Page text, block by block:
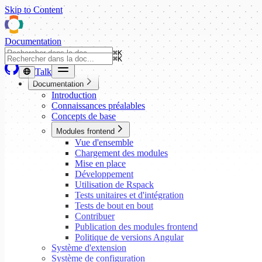
Skip to Content
Documentation
⌘K
Talk
⌘K
Documentation
Introduction
Connaissances préalables
Concepts de base
Modules frontend
Vue d'ensemble
Chargement des modules
Mise en place
Développement
Utilisation de Rspack
Tests unitaires et d'intégration
Tests de bout en bout
Contribuer
Publication des modules frontend
Politique de versions Angular
Système d'extension
Système de configuration